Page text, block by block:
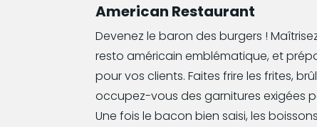
American Restaurant
Devenez le baron des burgers !
resto américain emblématique, et
pour vos clients. Faites frire les frites,
occupez-vous des garnitures exigées
Une fois le bacon bien saisi, les